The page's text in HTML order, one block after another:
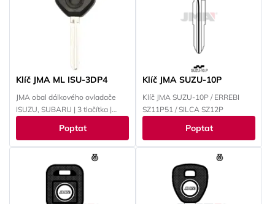
Klíč JMA ML ISU-3DP4
JMA obal dálkového ovladače
ISUZU, SUBARU | 3 tlačítka |
Poptat
Klíč JMA SUZU-10P
Klíč JMA SUZU-10P / ERREBI
SZ11P51 / SILCA SZ12P
Poptat